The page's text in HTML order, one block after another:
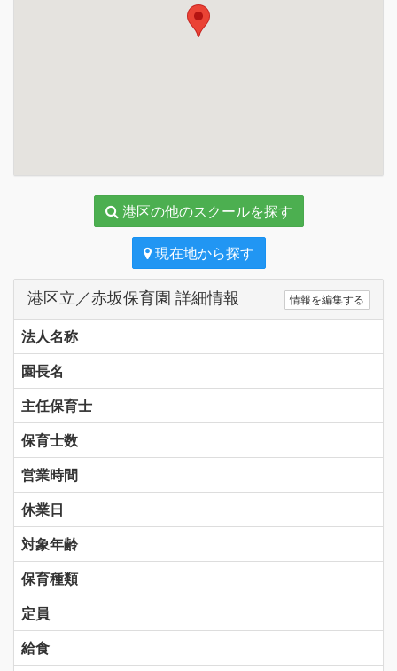
港区の他のスクールを探す
現在地から探す
港区立／赤坂保育園 詳細情報 情報を編集する
法人名称
園長名
主任保育士
保育士数
営業時間
休業日
対象年齢
保育種類
定員
給食